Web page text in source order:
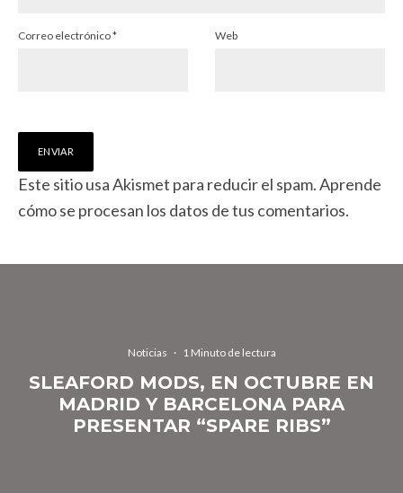
Correo electrónico* Web
Este sitio usa Akismet para reducir el spam.Aprende
cómo se procesan los datos de tus comentarios.
Noticias · 1 Minuto de lectura
SLEAFORD MODS, EN OCTUBRE EN
MADRID Y BARCELONA PARA
PRESENTAR “SPARE RIBS”